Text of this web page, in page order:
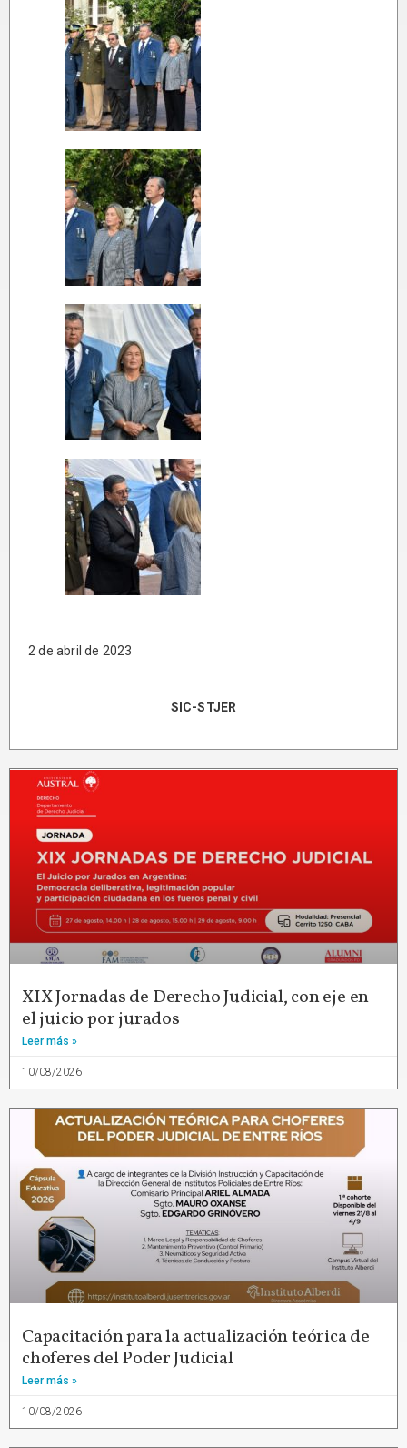
2 de abril de 2023
SIC-STJER
XIX Jornadas de Derecho Judicial, con eje en
el juicio por jurados
Leer más »
10/08/2026
Capacitación para la actualización teórica de
choferes del Poder Judicial
Leer más »
10/08/2026